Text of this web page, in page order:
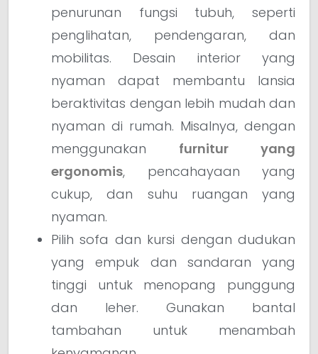
penurunan fungsi tubuh, seperti
penglihatan, pendengaran, dan
mobilitas. Desain interior yang
nyaman dapat membantu lansia
beraktivitas dengan lebih mudah dan
nyaman di rumah. Misalnya, dengan
menggunakan furnitur yang
ergonomis, pencahayaan yang
cukup, dan suhu ruangan yang
nyaman.
Pilih sofa dan kursi dengan dudukan
yang empuk dan sandaran yang
tinggi untuk menopang punggung
dan leher. Gunakan bantal
tambahan untuk menambah